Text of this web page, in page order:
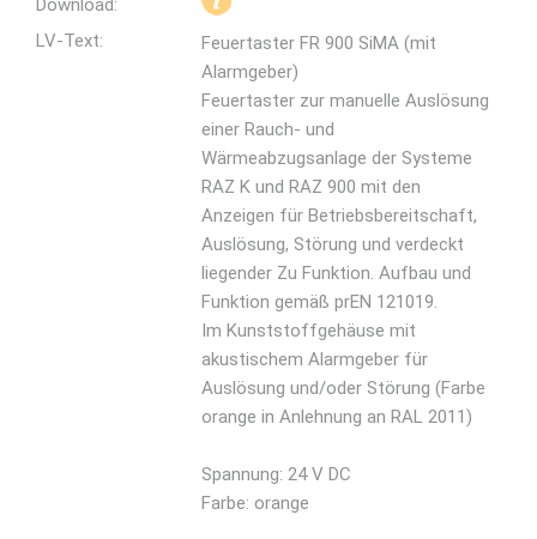
Download:
LV-Text:
Feuertaster FR 900 SiMA (mit
Alarmgeber)
Feuertaster zur manuelle Auslösung
einer Rauch- und
Wärmeabzugsanlage der Systeme
RAZ K und RAZ 900 mit den
Anzeigen für Betriebsbereitschaft,
Auslösung, Störung und verdeckt
liegender Zu Funktion. Aufbau und
Funktion gemäß prEN 121019.
Im Kunststoffgehäuse mit
akustischem Alarmgeber für
Auslösung und/oder Störung (Farbe
orange in Anlehnung an RAL 2011)
Spannung: 24 V DC
Farbe: orange